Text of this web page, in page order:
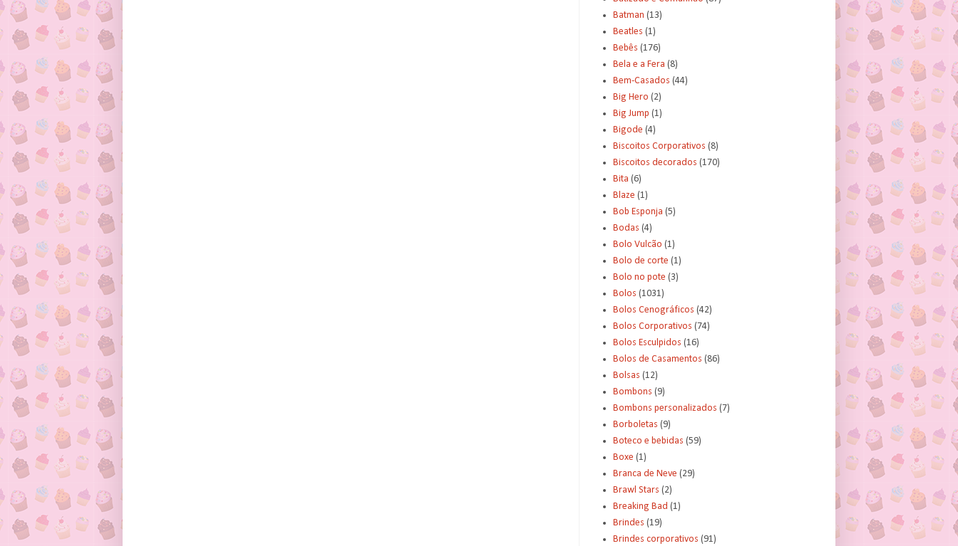
Batman (13)
Beatles (1)
Bebês (176)
Bela e a Fera (8)
Bem-Casados (44)
Big Hero (2)
Big Jump (1)
Bigode (4)
Biscoitos Corporativos (8)
Biscoitos decorados (170)
Bita (6)
Blaze (1)
Bob Esponja (5)
Bodas (4)
Bolo Vulcão (1)
Bolo de corte (1)
Bolo no pote (3)
Bolos (1031)
Bolos Cenográficos (42)
Bolos Corporativos (74)
Bolos Esculpidos (16)
Bolos de Casamentos (86)
Bolsas (12)
Bombons (9)
Bombons personalizados (7)
Borboletas (9)
Boteco e bebidas (59)
Boxe (1)
Branca de Neve (29)
Brawl Stars (2)
Breaking Bad (1)
Brindes (19)
Brindes corporativos (91)